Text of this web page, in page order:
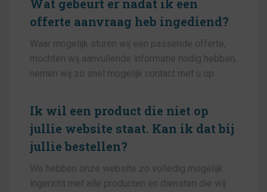
Wat gebeurt er nadat ik een
offerte aanvraag heb ingediend?
Waar mogelijk sturen wij een passende offerte,
mochten wij aanvullende informatie nodig hebben,
nemen wij zo snel mogelijk contact met u op.
Ik wil een product die niet op
jullie website staat. Kan ik dat bij
jullie bestellen?
We hebben onze website zo volledig mogelijk
ingericht met alle producten en diensten die wij